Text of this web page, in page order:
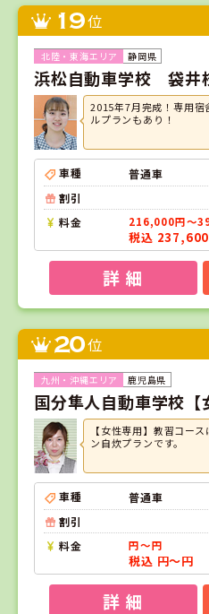
19位
静岡県
浜松自動車学校 袋井
2015年7月完成！専用宿
ルプランもあり！
車種
普通車
割引
料金
216,000円～
税込
詳 細
20位
鹿児島県
国分隼人自動車学校【
【女性専用】教習コー
ン自炊プランです。
車種
普通車
割引
料金
円～円
税込 円～円
詳 細